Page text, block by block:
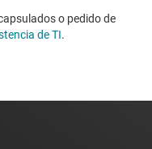
o pedido de
de TI. ​​​​​​​​​​​​​​